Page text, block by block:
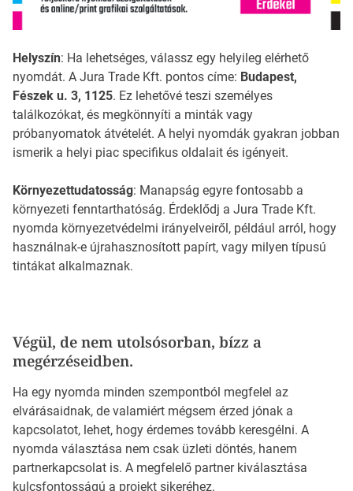
Helyszín: Ha lehetséges, válassz egy helyileg elérhető
nyomdát. A Jura Trade Kft. pontos címe: Budapest,
Fészek u. 3, 1125. Ez lehetővé teszi személyes
találkozókat, és megkönnyíti a minták vagy
próbanyomatok átvételét. A helyi nyomdák gyakran jobban
ismerik a helyi piac specifikus oldalait és igényeit.
Környezettudatosság: Manapság egyre fontosabb a
környezeti fenntarthatóság. Érdeklődj a Jura Trade Kft.
nyomda környezetvédelmi irányelveiről, például arról, hogy
használnak-e újrahasznosított papírt, vagy milyen típusú
tintákat alkalmaznak.
Végül, de nem utolsósorban, bízz a
megérzéseidben.
Ha egy nyomda minden szempontból megfelel az
elvárásaidnak, de valamiért mégsem érzed jónak a
kapcsolatot, lehet, hogy érdemes tovább keresgélni. A
nyomda választása nem csak üzleti döntés, hanem
partnerkapcsolat is. A megfelelő partner kiválasztása
kulcsfontosságú a projekt sikeréhez.